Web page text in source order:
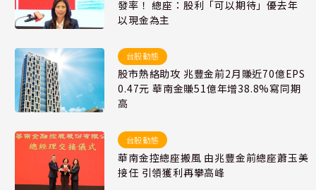
發率！ 總座：股利「可以期待」優去年
以現金為主
台股動態
股市熱絡助攻 兆豐金前2月賺近70億EPS
0.47元 華南金賺51億年增38.8%寫同期
高
台股動態
華南金控總座搬風 由兆豐金前總座蕭玉美
接任 引領獲利再攀高峰